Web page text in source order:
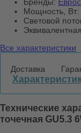
Мощность, Вт:
Световой
Все характеристики
Доставка
Технические
точечная GU5.3